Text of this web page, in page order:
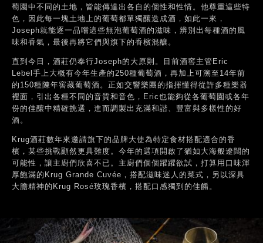
萄園中不同的土地，皆能傳達出各自的個性和性情。他尊重這些特
色，因此每一塊土地上的葡萄都單獨釀造成酒，如此一來，
Joseph就能逐一品嚐這些無泡葡萄酒的滋味，辨別出每種酒的風
味和香氣，最後再將它們與旗下的香檳混釀。
直到今日，酒莊仍奉行Joseph的大原則。目前酒窖主管Eric
Lebel手上大概有今年生產的250種葡萄酒，再加上可溯至14年前
的150種陳年窖藏葡萄酒。正如交響樂團的指揮懂得從許多種樂器
裡面，引出各種不同的音質和音色，Eric也能夠從各葡萄園或各年
份的佳釀中精確挑選，進而調製出充滿和諧、豐富與多樣性的好
酒。
Krug酒莊數年來邀請旗下的品牌大使為特定食材搭配適合的香
檳，某些挑戰顯然更具難度。今年的選項開啟了猶如大海般遼闊的
可能性，讓主廚們欣喜不已。主廚們個個躍躍欲試，打算用口味渾
厚飽滿的Krug Grande Cuvée，搭配滋味迷人的菜式，另以深具
大膽精神的Krug Rosé玫瑰香檳，搭配口感獨到的佳餚。